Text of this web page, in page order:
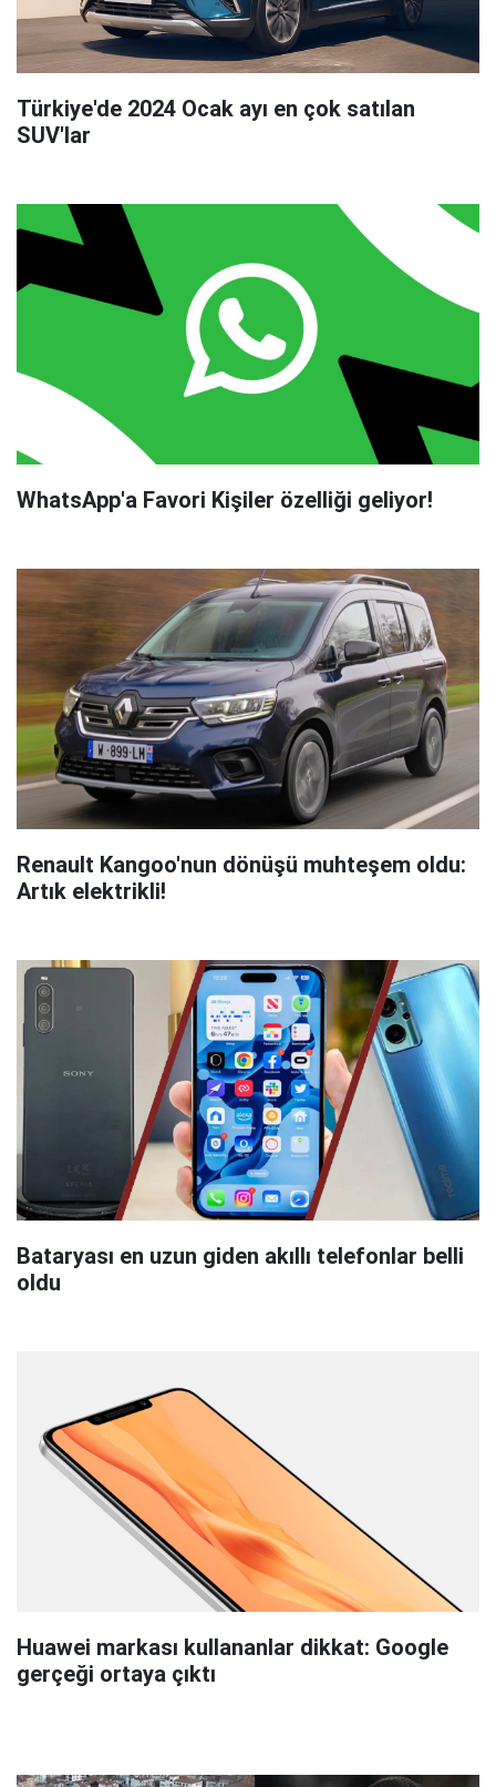
Türkiye'de 2024 Ocak ayı en çok satılan
SUV'lar
WhatsApp'a Favori Kişiler özelliği geliyor!
Renault Kangoo'nun dönüşü muhteşem oldu:
Artık elektrikli!
Bataryası en uzun giden akıllı telefonlar belli
oldu
Huawei markası kullananlar dikkat: Google
gerçeği ortaya çıktı